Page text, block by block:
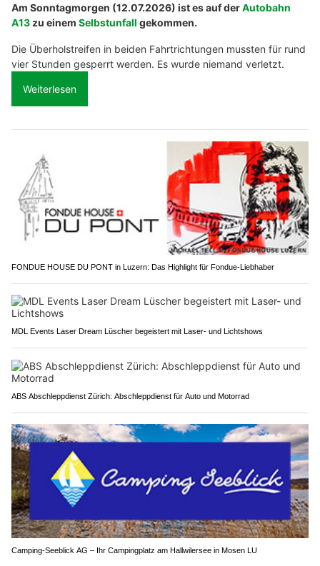
Am Sonntagmorgen (12.07.2026) ist es auf derAutobahn
A13 zu einem Selbstunfall gekommen.
Die Überholstreifen in beiden Fahrtrichtungen mussten für rund
vier Stunden gesperrt werden. Es wurde niemand verletzt.
Weiterlesen
FONDUE HOUSE DU PONT in Luzern: Das Highlight für Fondue-Liebhaber
MDL Events Laser Dream Lüscher begeistert mit Laser- und Lichtshows
ABS Abschleppdienst Zürich: Abschleppdienst für Auto und Motorrad
Camping-Seeblick AG – Ihr Campingplatz am Hallwilersee in Mosen LU